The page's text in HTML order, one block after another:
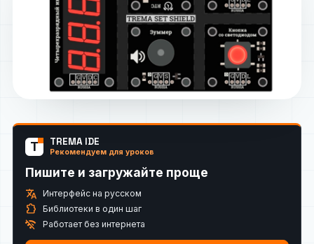
T TREMA IDE
Рекомендуем для уроков
Пишите и загружайте проще
translate Интерфейс на русском
extension Библиотеки в один шаг
wifi_off Работает без интернета